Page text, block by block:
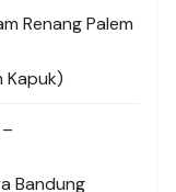
Renang Palem
Kapuk)
Bandung